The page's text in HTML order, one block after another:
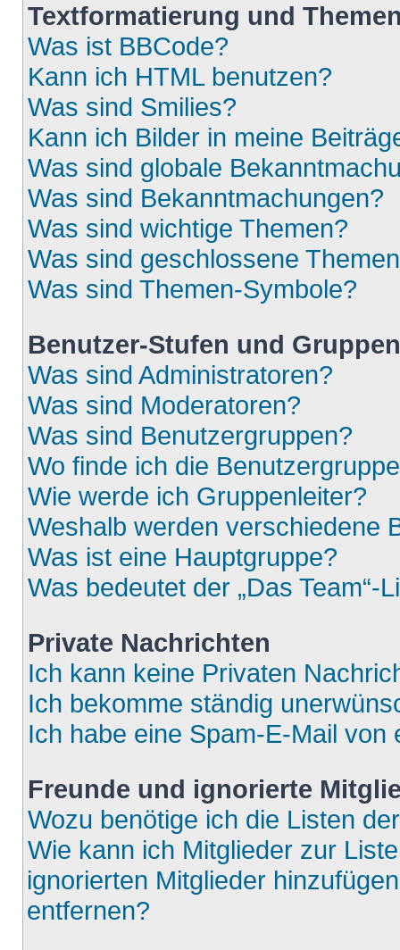
Textformatierung und
Was ist BBCode?
Kann ich HTML benutzen?
Was sind Smilies?
Kann ich Bilder in meine
Was sind globale
Was sind Bekanntmachungen?
Was sind wichtige Themen?
Was sind geschlossene
Was sind Themen-Symbole?
Benutzer-Stufen und Gruppen
Was sind Administratoren?
Was sind Moderatoren?
Was sind Benutzergruppen?
Wo finde ich die
Wie werde ich Gruppenleiter?
Weshalb werden verschiedene
Was ist eine Hauptgruppe?
Was bedeutet der „Das Team“-
Private Nachrichten
Ich kann keine Privaten
Ich bekomme ständig
Ich habe eine Spam-E-Mail
Freunde und ignorierte
Wozu benötige ich die Listen
Wie kann ich Mitglieder zur
ignorierten Mitglieder
entfernen?